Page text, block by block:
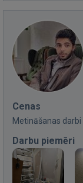
Cenas
Metināšanas darbi
Darbu piemēri